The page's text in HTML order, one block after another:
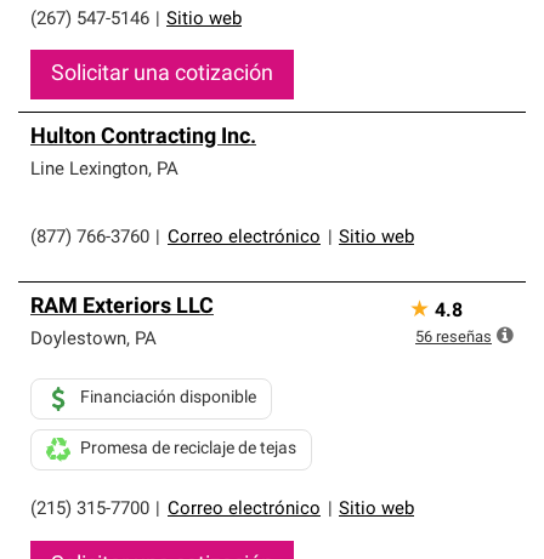
(267) 547-5146
Sitio web
Solicitar una cotización
Hulton Contracting Inc.
Line Lexington, PA
(877) 766-3760 Correo electrónico Sitio web
RAM Exteriors LLC
Doylestown, PA
(215) 315-7700 Correo electrónico Sitio web
Financiación disponible
Promesa de reciclaje de tejas
★ 4.8
56 reseñas